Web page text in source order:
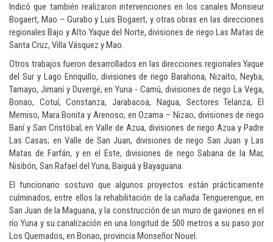
Indicó que también realizaron intervenciones en los canales Monsieur
Bogaert, Mao – Gurabo y Luis Bogaert, y otras obras en las direcciones
regionales Bajo y Alto Yaque del Norte, divisiones de riego Las Matas de
Santa Cruz, Villa Vásquez y Mao.
Otros trabajos fueron desarrollados en las direcciones regionales Yaque
del Sur y Lago Enriquillo, divisiones de riego Barahona, Nizaíto, Neyba,
Tamayo, Jimaní y Duvergé; en Yuna - Camú, divisiones de riego La Vega,
Bonao, Cotuí, Constanza, Jarabacoa, Nagua, Sectores Telanza, El
Memiso, Mara Bonita y Arenoso; en Ozama – Nizao, divisiones de riego
Baní y San Cristóbal; en Valle de Azua, divisiones de riego Azua y Padre
Las Casas; en Valle de San Juan, divisiones de riego San Juan y Las
Matas de Farfán, y en el Este, divisiones de riego Sabana de la Mar,
Nisibón, San Rafael del Yuna, Baiguá y Bayaguana.
El funcionario sostuvo que algunos proyectos están prácticamente
culminados, entre ellos la rehabilitación de la cañada Tenguerengue, en
San Juan de la Maguana, y la construcción de un muro de gaviones en el
río Yuna y su canalización en una longitud de 500 metros a su paso por
Los Quemados, en Bonao, provincia Monseñor Nouel.